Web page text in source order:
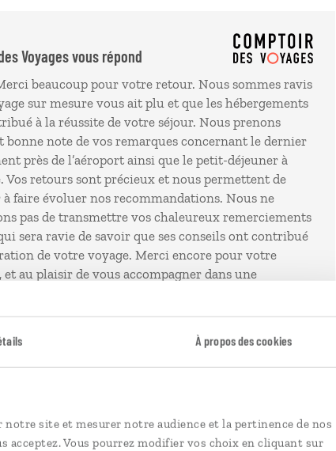
À propos des cookies
site et mesurer notre audience et la pertinence de nos
acceptez. Vous pourrez modifier vos choix en cliquant sur
Voyages vous répond
beaucoup pour votre retour. Nous sommes ravis
sur mesure vous ait plu et que les hébergements
à la réussite de votre séjour. Nous prenons
bonne note de vos remarques concernant le dernier
près de l’aéroport ainsi que le petit-déjeuner à
Vos retours sont précieux et nous permettent de
faire évoluer nos recommandations. Nous ne
pas de transmettre vos chaleureux remerciements
sera ravie de savoir que ses conseils ont contribué
de votre voyage. Merci encore pour votre
et au plaisir de vous accompagner dans une
a été entièrement conçu sur mesure, en fonction de nos
partis deux semaines en famille (2 adultes et 2